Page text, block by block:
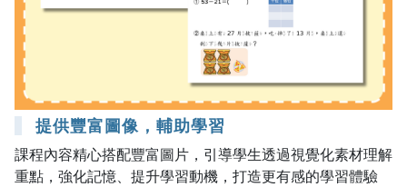
提供豐富圖像，輔助學習
課程內容精心搭配豐富圖片，引導學生透過視覺化素材理解
重點，強化記憶、提升學習動機，打造更有感的學習體驗